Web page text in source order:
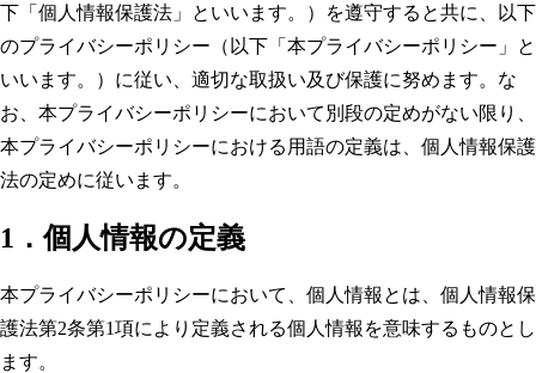
下「個人情報保護法」といいます。）を遵守すると共に、以下
のプライバシーポリシー（以下「本プライバシーポリシー」と
いいます。）に従い、適切な取扱い及び保護に努めます。な
お、本プライバシーポリシーにおいて別段の定めがない限り、
本プライバシーポリシーにおける用語の定義は、個人情報保護
法の定めに従います。
1．個人情報の定義
本プライバシーポリシーにおいて、個人情報とは、個人情報保
護法第2条第1項により定義される個人情報を意味するものとし
ます。